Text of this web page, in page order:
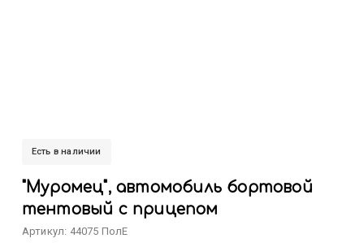
Есть в наличии
"Муромец", автомобиль бортовой
тентовый с прицепом
Артикул: 44075 ПолЕ